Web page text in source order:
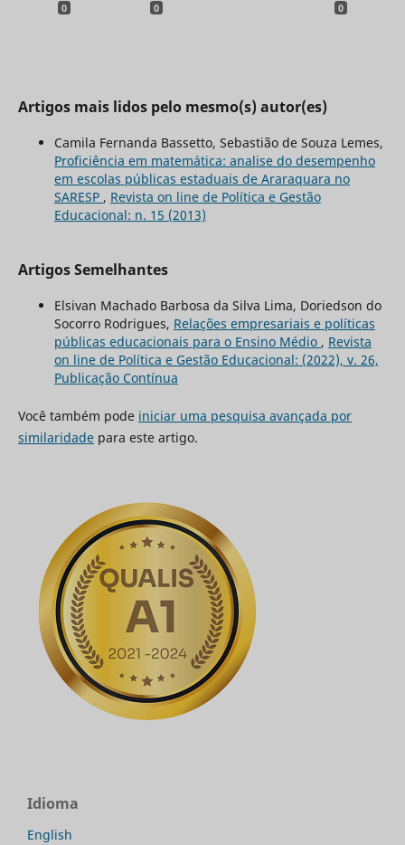
0 0 0
Artigos mais lidos pelo mesmo(s) autor(es)
Camila Fernanda Bassetto, Sebastião de Souza Lemes,
Proficiência em matemática: analise do desempenho
em escolas públicas estaduais de Araraquara no
SARESP , Revista on line de Política e Gestão
Educacional: n. 15 (2013)
Artigos Semelhantes
Elsivan Machado Barbosa da Silva Lima, Doriedson do
Socorro Rodrigues, Relações empresariais e políticas
públicas educacionais para o Ensino Médio , Revista
on line de Política e Gestão Educacional: (2022), v. 26,
Publicação Contínua
Você também pode iniciar uma pesquisa avançada por
similaridadepara este artigo.
Idioma
English